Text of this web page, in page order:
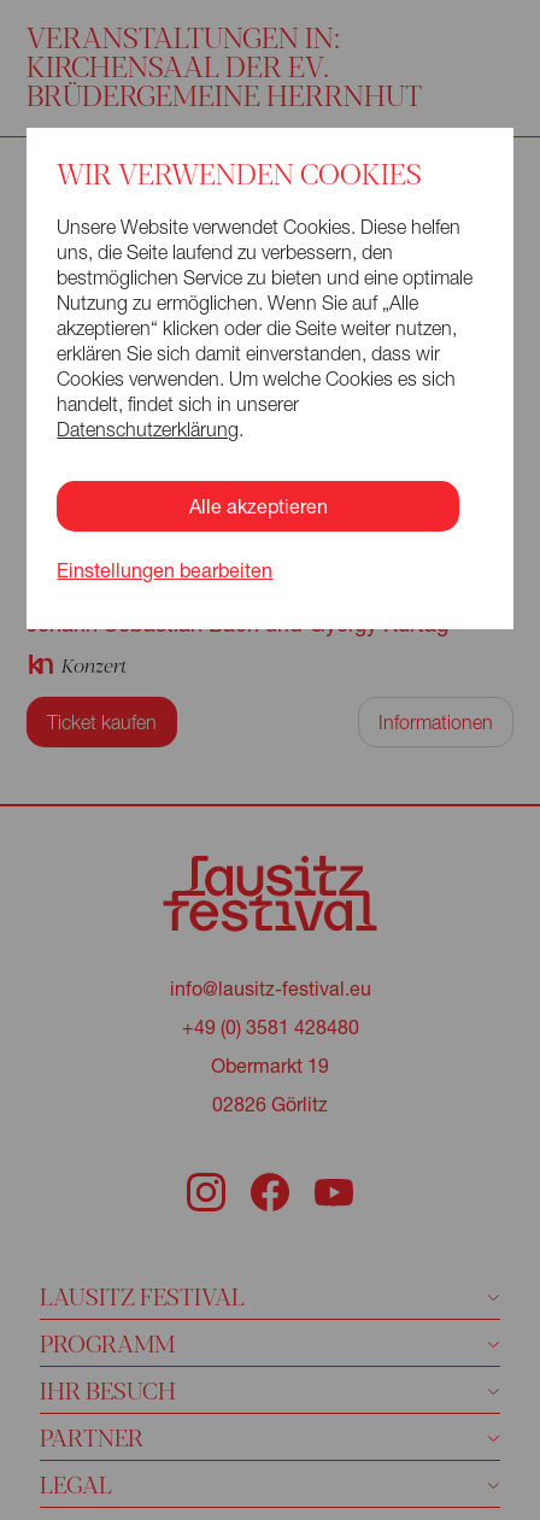
VERANSTALTUNGEN IN:
KIRCHENSAAL DER EV.
BRÜDERGEMEINE HERRNHUT
8. September 2026
Kirchensaal der ev.
Herrnhut
BACHKURTÁG
Johann Sebastian Bach und György Kurtág
Konzert
Ticket kaufen Informationen
info@lausitz-festival.eu
+49 (0) 3581 428480
Obermarkt 19
02826 Görlitz
LAUSITZ FESTIVAL
PROGRAMM
IHR BESUCH
PARTNER
LEGAL
WIR VERWENDEN COOKIES
Unsere Website verwendet Cookies. Diese helfen
uns, die Seite laufend zu verbessern, den
bestmöglichen Service zu bieten und eine optimale
Nutzung zu ermöglichen. Wenn Sie auf „Alle
akzeptieren“ klicken oder die Seite weiter nutzen,
erklären Sie sich damit einverstanden, dass wir
Cookies verwenden. Um welche Cookies es sich
handelt, findet sich in unserer
Datenschutzerklärung
Alle akzeptieren
Einstellungen bearbeiten